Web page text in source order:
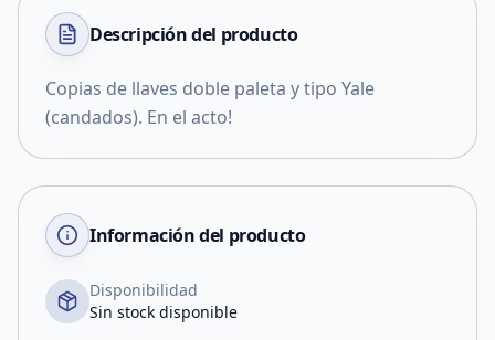
Descripción del producto
Copias de llaves doble paleta y tipo Yale
(candados). En el acto!
Información del producto
Disponibilidad
Sin stock disponible